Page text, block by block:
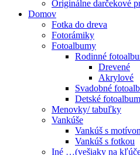
Originálne darčekové
Domov
Fotka do dreva
Fotorámiky
Fotoalbumy
Rodinné
Drevené
Akrylové
Svadobné
Detské
Menovky/ tabuľky
Vankúše
Vankúš s
Vankúš s fotkou
Iné …(vešiaky na